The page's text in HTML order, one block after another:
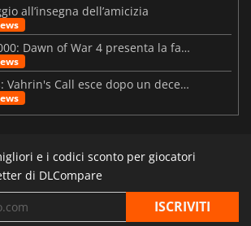
all’insegna dell’amicizia
Warhammer 40.000: Dawn of War 4 presenta la fazione dei Necron
Forsaken Realms: Vahrin's Call esce dopo un decennio di sviluppo
e i codici sconto per giocatori
di DLCompare